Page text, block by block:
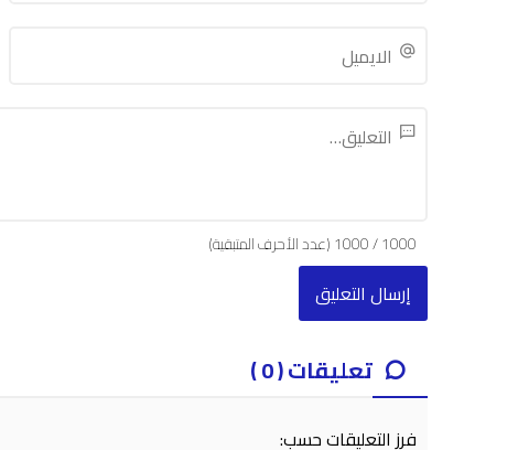
1000
/
1000(عدد الأحرف المتبقية)
تعليقات ( 0 )
فرز التعليقات حسب: